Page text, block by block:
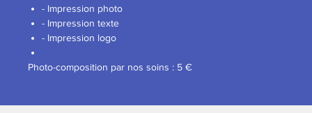
- Impression photo
- Impression texte
- Impression logo
Photo-composition par nos soins : 5 €